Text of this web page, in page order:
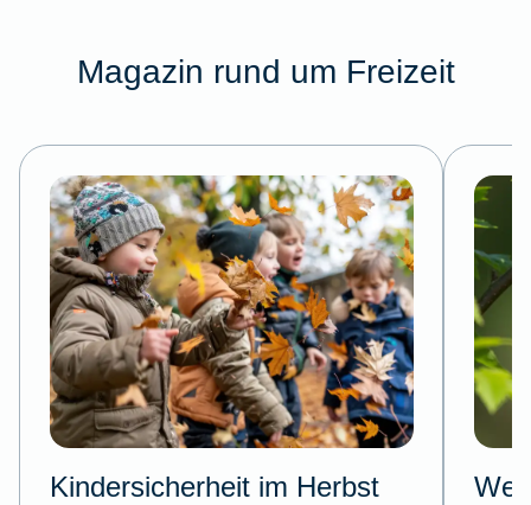
Magazin rund um Freizeit
Kindersicherheit im Herbst